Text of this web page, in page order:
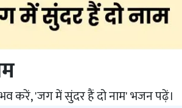
करें, 'जग में सुंदर हैं दो नाम' भजन पढ़ें।